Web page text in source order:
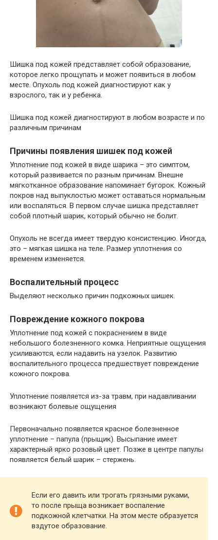
Шишка под кожей представляет собой образование,
которое легко прощупать и может появиться в любом
месте. Опухоль под кожей диагностируют как у
взрослого, так и у ребенка.
Шишка под кожей диагностируют в любом возрасте и по
различным причинам
Причины появления шишек под кожей
Уплотнение под кожей в виде шарика – это симптом,
который развивается по разным причинам. Внешне
мягкотканное образование напоминает бугорок. Кожный
покров над выпуклостью может оставаться нормальным
или воспаляться. В первом случае шишка представляет
собой плотный шарик, который обычно не болит.
Опухоль не всегда имеет твердую консистенцию. Иногда,
это – мягкая шишка на теле. Размер уплотнения со
временем изменяется.
Воспалительный процесс
Выделяют несколько причин подкожных шишек.
Повреждение кожного покрова
Уплотнение под кожей с покраснением в виде
небольшого болезненного комка. Неприятные ощущения
усиливаются, если надавить на узелок. Развитию
воспалительного процесса предшествует повреждение
кожного покрова.
Уплотнение появляется из-за травм, при надавливании
возникают болевые ощущения
Первоначально появляется красное болезненное
уплотнение – папула (прыщик). Высыпание имеет
характерный ярко розовый цвет. Позже в центре папулы
появляется белый шарик – стержень.
Если его давить или трогать грязными руками,
то после прыща возникает воспаление
подкожной клетчатки. На этом месте образуется
вздутое образование.